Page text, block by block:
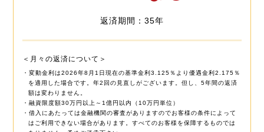
返済期間：35年
＜月々の返済について＞
・変動金利は2026年8月1日現在の基準金利3.125％より優遇金利2.175％
を適用した場合です。年2回の見直しがございます。但し、5年間の返済
額は変わりません。
・融資限度額30万円以上～1億円以内（10万円単位）
・借入にあたっては金融機関の審査がありますのでお客様の条件によって
はご利用できない場合があります。すべてのお客様を保障するものでは